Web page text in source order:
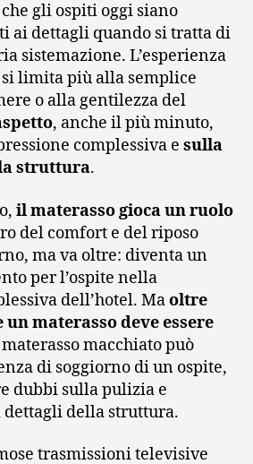
gli ospiti oggi siano
ai dettagli quando si tratta di
sistemazione. L’esperienza
limita più alla semplice
o alla gentilezza del
, anche il più minuto,
complessiva e sulla
struttura.
il materasso gioca un ruolo
del comfort e del riposo
ma va oltre: diventa un
per l’ospite nella
dell’hotel. Maoltre
materasso deve essere
macchiato può
di soggiorno di un ospite,
dubbi sulla pulizia e
dettagli della struttura.
trasmissioni televisive